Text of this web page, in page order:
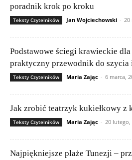
poradnik krok po kroku
Teksty Czytelników Jan Wojciechowski - 20
Podstawowe ściegi krawieckie
praktyczny przewodnik do szycia
Teksty Czytelników Maria Zając - 6 marca,
Jak zrobić teatrzyk kukiełkowy z
Teksty Czytelników Maria Zając - 20 lutego,
Najpiękniejsze plaże Tunezji –